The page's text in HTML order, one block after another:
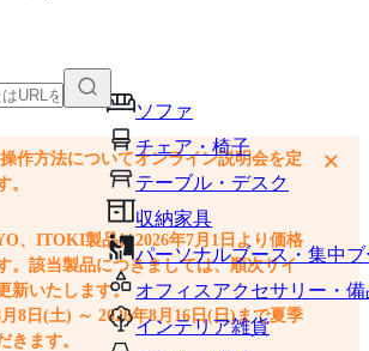
ソファ
チェア・椅子
テーブル・デスク
収納家具
パーソナルブース・集中
オフィスアクセサリー・備
インテリア雑貨
トに追加
ジのURLを貼り付けて、カートに追加できます
作方法についてオンライン説明会を定
。
、ITOKI製品は2026年7月1日より価格
。該当製品につきましては、順次サイ
新いたします。
8日(土) ～ 2026年8月16日(日)まで夏季
きます。
×